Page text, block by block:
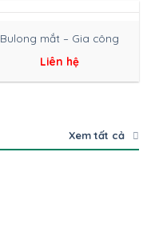
Bulong mắt – Gia công
Liên hệ
Xem tất cả